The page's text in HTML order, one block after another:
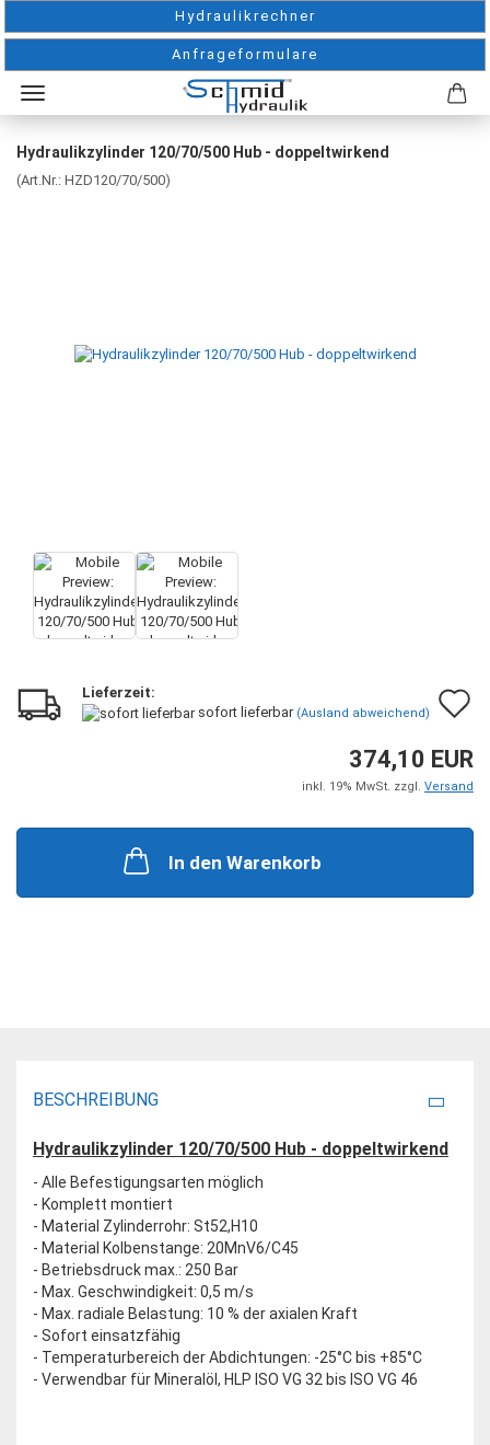
Hydraulikrechner
Anfrageformulare
Hydraulikzylinder 120/70/500 Hub - doppeltwirkend
(Art.Nr.: HZD120/70/500)
Lieferzeit:
sofort lieferbar (Ausland abweichend)
374,10 EUR
inkl. 19% MwSt. zzgl. Versand
In den Warenkorb
BESCHREIBUNG
Hydraulikzylinder 120/70/500 Hub - doppeltwirkend
- Alle Befestigungsarten möglich
- Komplett montiert
- Material Zylinderrohr: St52,H10
- Material Kolbenstange: 20MnV6/C45
- Betriebsdruck max.: 250 Bar
- Max. Geschwindigkeit: 0,5 m/s
- Max. radiale Belastung: 10 % der axialen Kraft
- Sofort einsatzfähig
- Temperaturbereich der Abdichtungen: -25°C bis +85°C
- Verwendbar für Mineralöl, HLP ISO VG 32 bis ISO VG 46